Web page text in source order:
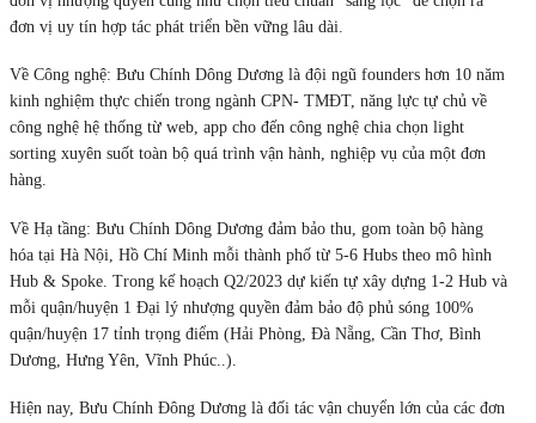
đơn vị uy tín hợp tác phát triển bền vững lâu dài.
Về Công nghệ: Bưu Chính Dông Dương là đội ngũ founders hơn 10 năm
kinh nghiệm thực chiến trong ngành CPN- TMĐT, năng lực tự chủ về
công nghệ hệ thống từ web, app cho đến công nghệ chia chọn light
sorting xuyên suốt toàn bộ quá trình vận hành, nghiệp vụ của một đơn
hàng.
Về Hạ tầng: Bưu Chính Dông Dương đảm bảo thu, gom toàn bộ hàng
hóa tại Hà Nội, Hồ Chí Minh mỗi thành phố từ 5-6 Hubs theo mô hình
Hub & Spoke. Trong kế hoạch Q2/2023 dự kiến tự xây dựng 1-2 Hub và
mỗi quận/huyện 1 Đại lý nhượng quyền đảm bảo độ phủ sóng 100%
quận/huyện 17 tỉnh trọng điểm (Hải Phòng, Đà Nẵng, Cần Thơ, Bình
Dương, Hưng Yên, Vĩnh Phúc..).
Hiện nay, Bưu Chính Đông Dương là đối tác vận chuyển lớn của các đơn